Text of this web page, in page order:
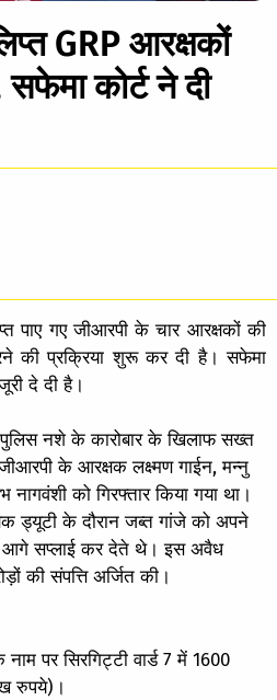
GRP आरक्षकों
कोर्ट ने दी
पाए गए जीआरपी के चार आरक्षकों की
की प्रक्रिया शुरू कर दी है। सफेमा
दे दी है।
नशे के कारोबार के खिलाफ सख्त
के आरक्षक लक्ष्मण गाईन, मन्नु
नागवंशी को गिरफ्तार किया गया था।
ड्यूटी के दौरान जब्त गांजे को अपने
आगे सप्लाई कर देते थे। इस अवैध
की संपत्ति अर्जित की।
पर सिरगिट्टी वार्ड 7 में 1600
रुपये)।